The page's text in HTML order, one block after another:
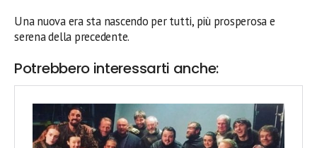
Una nuova era sta nascendo per tutti, più prosperosa e
serena della precedente.
Potrebbero interessarti anche: